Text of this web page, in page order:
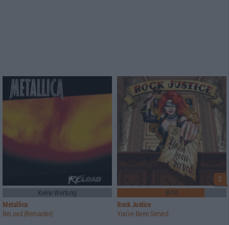
Keine Wertung
Metallica
ReLoad (Remaster)
2
8/10
Rock Justice
You've Been Served